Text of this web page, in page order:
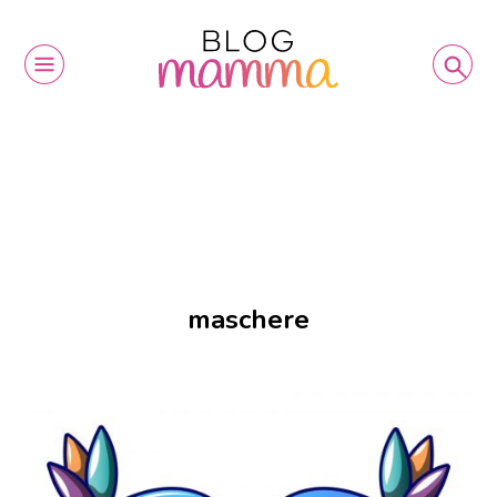
maschere